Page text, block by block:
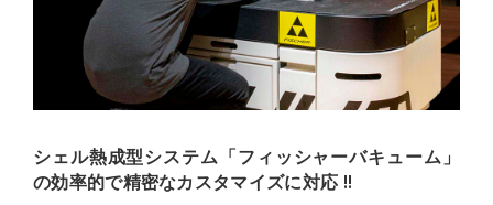
シェル熱成型システム「フィッシャーバキューム」
の効率的で精密なカスタマイズに対応 !!